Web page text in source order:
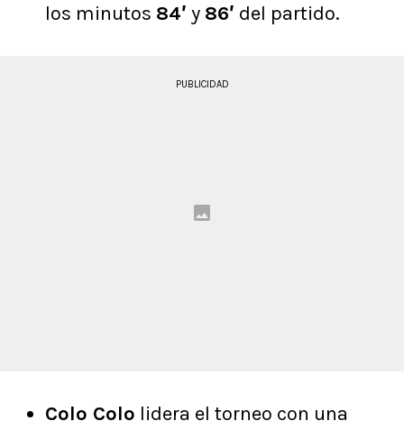
los minutos 84′ y 86′ del partido.
PUBLICIDAD
Colo Colo lidera el torneo con una